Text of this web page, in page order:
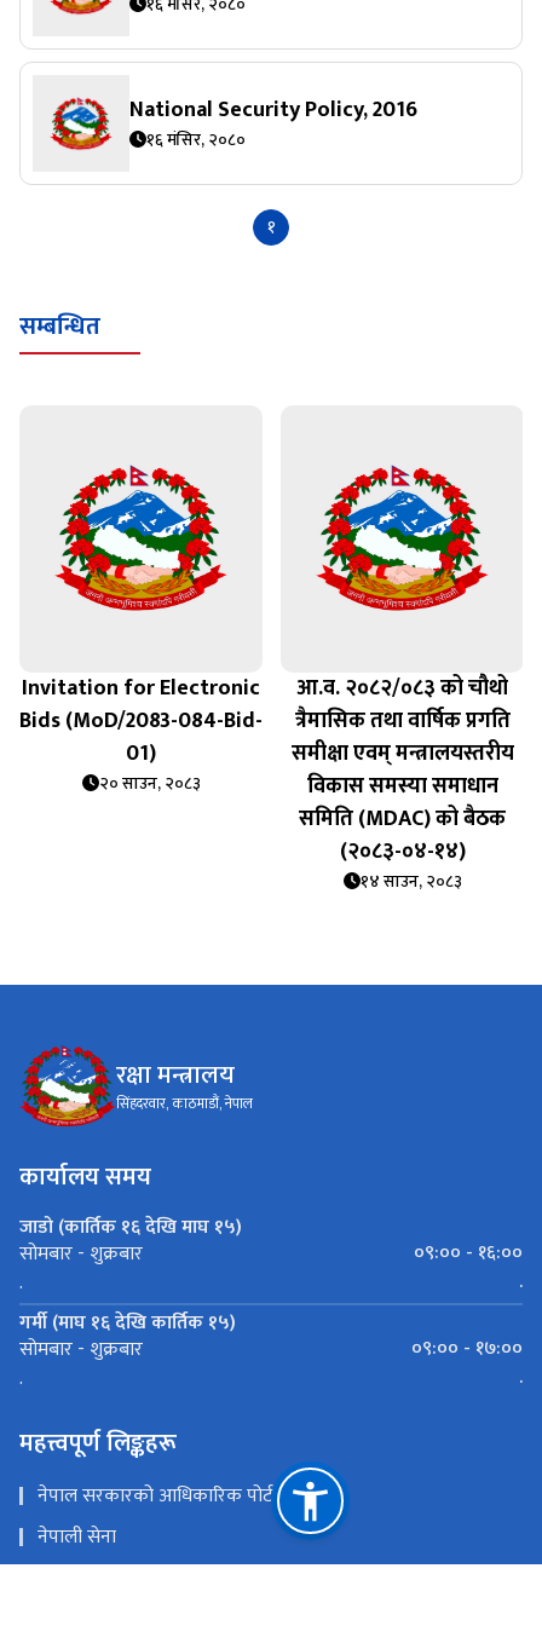
१६ मंसिर, २०८०
National Security Policy, 2016
१६ मंसिर, २०८०
१
सम्बन्धित
Invitation for Electronic
Bids (MoD/2083-084-Bid-
01)
२० साउन, २०८३
आ.व. २०८२/०८३ को चौथो
त्रैमासिक तथा वार्षिक प्रगति
समीक्षा एवम् मन्त्रालयस्तरीय
विकास समस्या समाधान
समिति (MDAC) को बैठक
(२०८३-०४-१४)
१४ साउन, २०८३
रक्षा मन्त्रालय
सिंहदरवार, काठमाडौं, नेपाल
कार्यालय समय
जाडो (कार्तिक १६ देखि माघ १५)
सोमबार - शुक्रबार
०९:०० - १६:००
.
.
गर्मी (माघ १६ देखि कार्तिक १५)
सोमबार - शुक्रबार
०९:०० - १७:००
.
.
महत्त्वपूर्ण लिङ्कहरू
नेपाल सरकारको आधिकारिक पोर्टल
नेपाली सेना